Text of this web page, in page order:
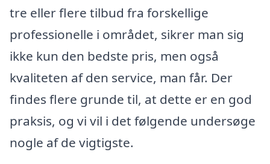
tre eller flere tilbud fra forskellige
professionelle i området, sikrer man sig
ikke kun den bedste pris, men også
kvaliteten af den service, man får. Der
findes flere grunde til, at dette er en god
praksis, og vi vil i det følgende undersøge
nogle af de vigtigste.